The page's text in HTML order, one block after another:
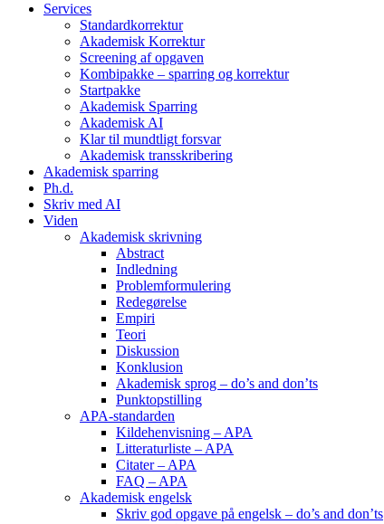
Services
Standardkorrektur
Akademisk Korrektur
Screening af opgaven
Kombipakke – sparring og korrektur
Startpakke
Akademisk Sparring
Akademisk AI
Klar til mundtligt forsvar
Akademisk transskribering
Akademisk sparring
Ph.d.
Skriv med AI
Viden
Akademisk skrivning
Abstract
Indledning
Problemformulering
Redegørelse
Empiri
Teori
Diskussion
Konklusion
Akademisk sprog – do’s and don’ts
Punktopstilling
APA-standarden
Kildehenvisning – APA
Litteraturliste – APA
Citater – APA
FAQ – APA
Akademisk engelsk
Skriv god opgave på engelsk – do’s and don’ts